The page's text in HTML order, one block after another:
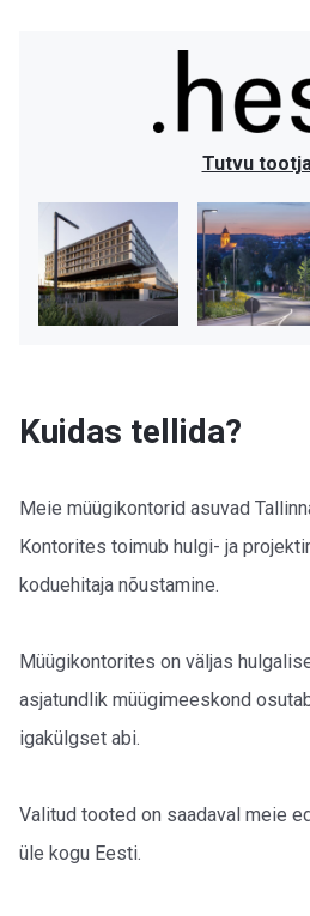
Tutvu
Kuidas tellida?
Meie müügikontorid asuvad
Kontorites toimub hulgi- ja
koduehitaja nõustamine.
Müügikontorites on väljas
asjatundlik müügimeeskond
igakülgset abi.
Valitud tooted on saadaval meie
üle kogu Eesti.